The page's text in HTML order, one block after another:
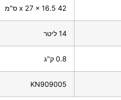
42 x 27 x 16.5 ס"מ
14 ליטר
0.8 ק"ג
KN909005